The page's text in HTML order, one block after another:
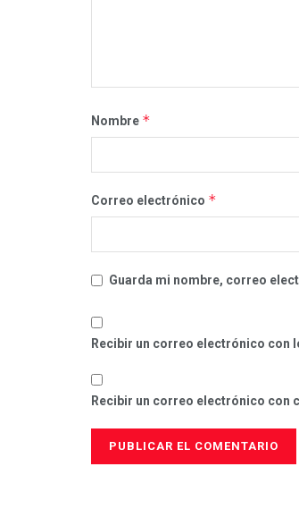
Nombre *
Correo electrónico *
Guarda mi nombre, correo
Recibir un correo electrónico con
Recibir un correo electrónico con